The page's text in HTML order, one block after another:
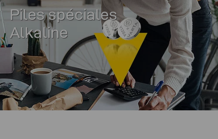
Piles spéciales
Alkaline